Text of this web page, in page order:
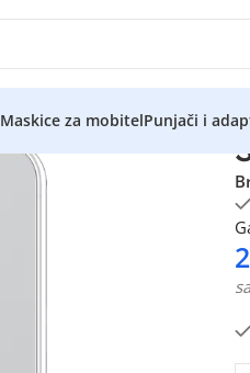
Maskice za mobitelPunjači i